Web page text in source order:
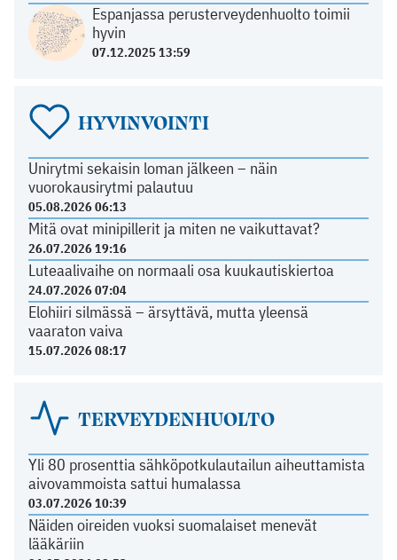
Espanjassa perusterveydenhuolto toimii
hyvin
07.12.2025 13:59
HYVINVOINTI
Unirytmi sekaisin loman jälkeen – näin
vuorokausirytmi palautuu
05.08.2026 06:13
Mitä ovat minipillerit ja miten ne vaikuttavat?
26.07.2026 19:16
Luteaalivaihe on normaali osa kuukautiskiertoa
24.07.2026 07:04
Elohiiri silmässä – ärsyttävä, mutta yleensä
vaaraton vaiva
15.07.2026 08:17
TERVEYDENHUOLTO
Yli 80 prosenttia sähköpotkulautailun aiheuttamista
aivovammoista sattui humalassa
03.07.2026 10:39
Näiden oireiden vuoksi suomalaiset menevät
lääkäriin